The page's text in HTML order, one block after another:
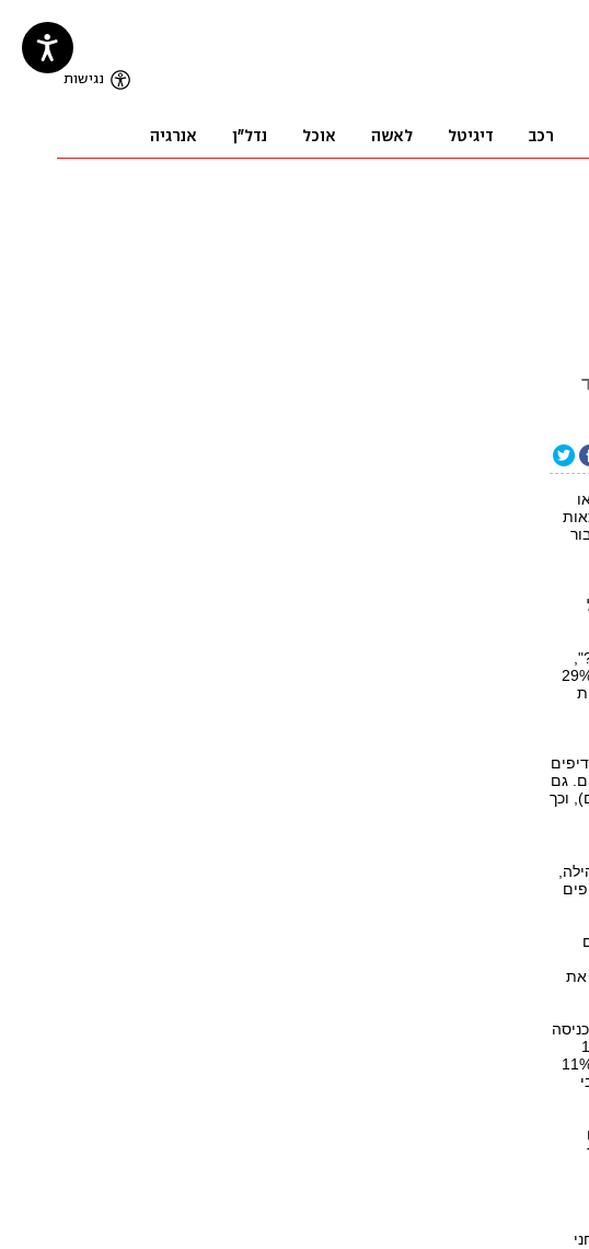
כי יש להפריד את אזורי המגורים של המגזרים השונים. 29%
החרדי מתבדל יותר מכולם – 61% מעדיפים
גם
בשני המגזרים), וכך
לקהילה,
בית הכנסת ו-9% מעדיפים
את
19%
בבדיקה של עבר פלילי או מקרים קיצוניים אחרים בלבד ו-11%